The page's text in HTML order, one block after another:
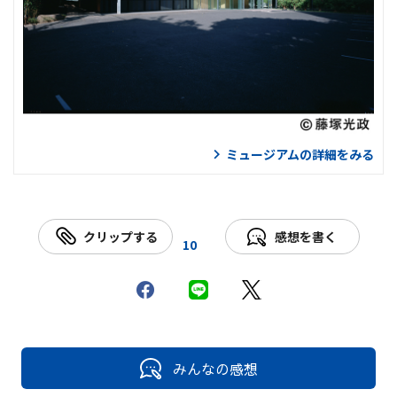
ミュージアムの詳細をみる
クリップする 10 感想を書く
みんなの感想